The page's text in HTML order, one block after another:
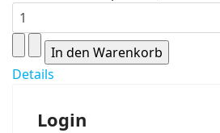
Details
Login